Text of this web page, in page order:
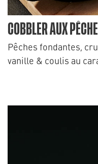
COBBLER AUX
Pêches fondantes,
vanille & coulis au